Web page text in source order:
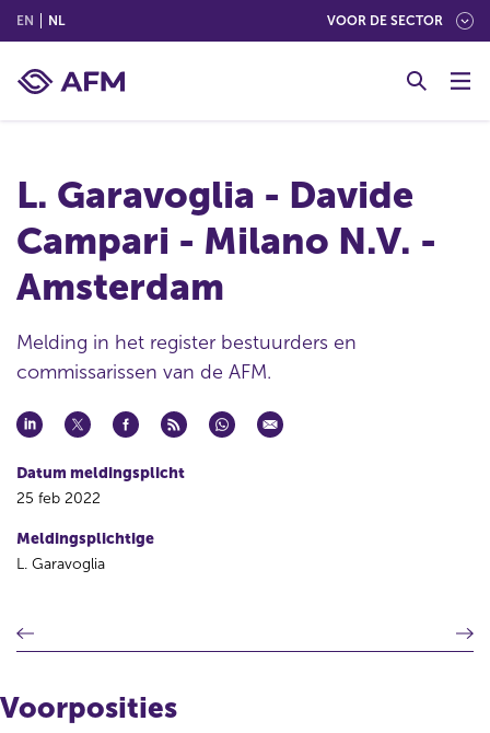
EN (ENGLISH)
NL(NEDERLANDS (NEDERLAND)) VOOR DE SECTOR
L. Garavoglia - Davide
Campari - Milano N.V. -
Amsterdam
Melding in het register bestuurders en
commissarissen van de AFM.
Datum meldingsplicht
25 feb 2022
Meldingsplichtige
L. Garavoglia
o
i
g
V
o
Voorposities